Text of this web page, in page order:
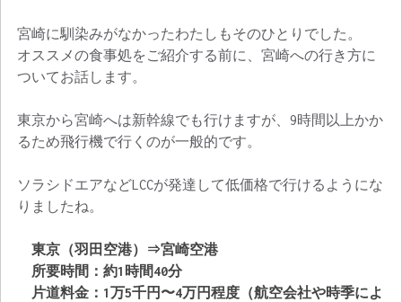
宮崎に馴染みがなかったわたしもそのひとりでした。
オススメの食事処をご紹介する前に、宮崎への行き方に
ついてお話します。
東京から宮崎へは新幹線でも行けますが、9時間以上かか
るため飛行機で行くのが一般的です。
ソラシドエアなどLCCが発達して低価格で行けるようにな
りましたね。
東京（羽田空港）⇒宮崎空港
所要時間：約1時間40分
片道料金：1万5千円〜4万円程度（航空会社や時季によ